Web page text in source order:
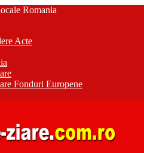
Romania
Acte
Fonduri Europene